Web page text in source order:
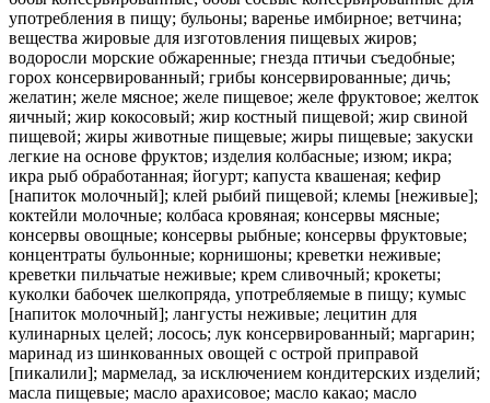
употребления в пищу; бульоны; варенье имбирное; ветчина;
вещества жировые для изготовления пищевых жиров;
водоросли морские обжаренные; гнезда птичьи съедобные;
горох консервированный; грибы консервированные; дичь;
желатин; желе мясное; желе пищевое; желе фруктовое; желток
яичный; жир кокосовый; жир костный пищевой; жир свиной
пищевой; жиры животные пищевые; жиры пищевые; закуски
легкие на основе фруктов; изделия колбасные; изюм; икра;
икра рыб обработанная; йогурт; капуста квашеная; кефир
[напиток молочный]; клей рыбий пищевой; клемы [неживые];
коктейли молочные; колбаса кровяная; консервы мясные;
консервы овощные; консервы рыбные; консервы фруктовые;
концентраты бульонные; корнишоны; креветки неживые;
креветки пильчатые неживые; крем сливочный; крокеты;
куколки бабочек шелкопряда, употребляемые в пищу; кумыс
[напиток молочный]; лангусты неживые; лецитин для
кулинарных целей; лосось; лук консервированный; маргарин;
маринад из шинкованных овощей с острой приправой
[пикалили]; мармелад, за исключением кондитерских изделий;
масла пищевые; масло арахисовое; масло какао; масло